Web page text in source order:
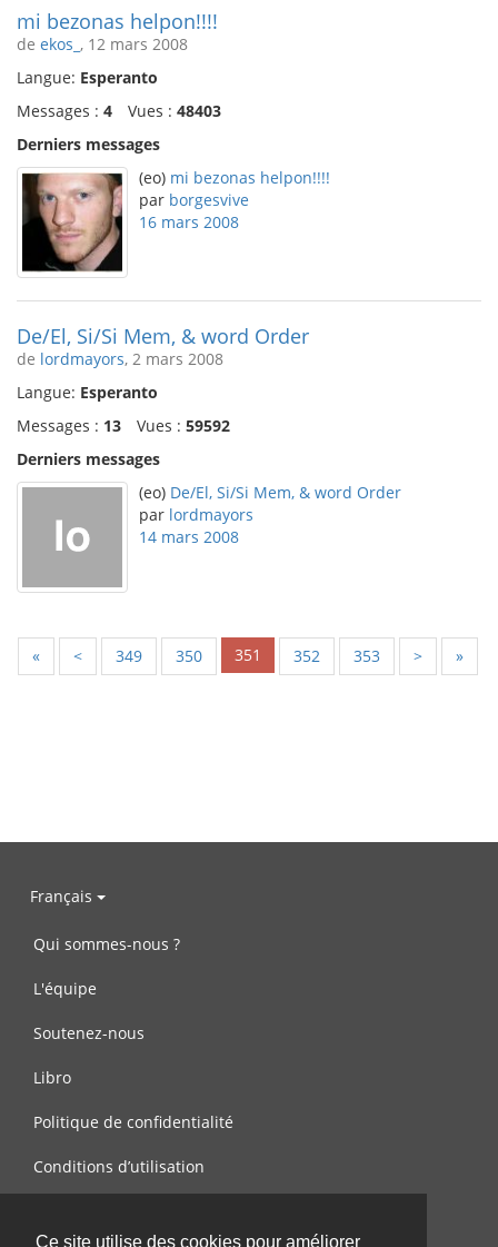
Ce site utilise des cookies pour améliorer
mi bezonas helpon!!!!
de ekos_ , 12 mars 2008
Langue: Esperanto
Messages : 4 Vues : 48403
Derniers messages
(eo) mi bezonas helpon!!!!
par borgesvive
16 mars 2008
De/El, Si/Si Mem, & word Order
de lordmayors, 2 mars 2008
Langue: Esperanto
Messages : 13 Vues : 59592
Derniers messages
(eo) De/El, Si/Si Mem, & word Order
par lordmayors
14 mars 2008
« < 349 350 351 352 353 > »
Français
Qui sommes-nous ?
L'équipe
Soutenez-nous
Libro
Politique de confidentialité
Conditions d’utilisation